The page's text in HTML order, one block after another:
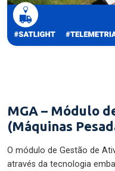
MGA – Módulo
(Máquinas
O módulo de Gestão de
através da tecnologia